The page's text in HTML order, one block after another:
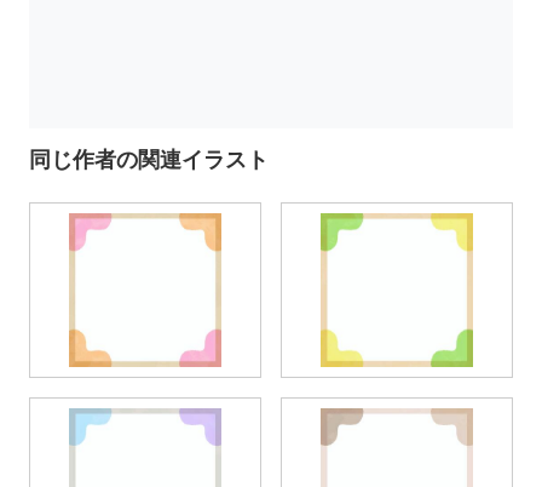
同じ作者の関連イラスト